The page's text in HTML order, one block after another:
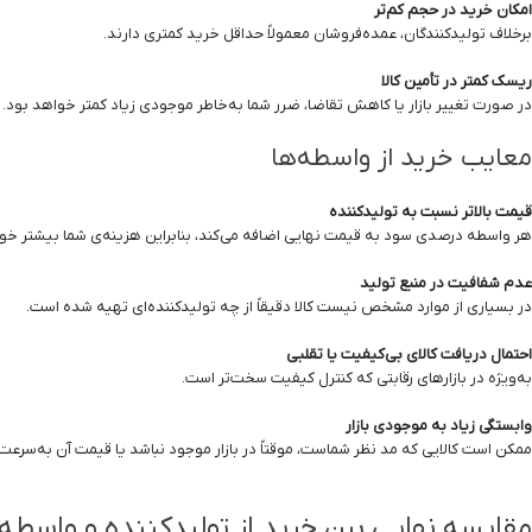
امکان خرید در حجم کم‌تر
برخلاف تولیدکنندگان، عمده‌فروشان معمولاً حداقل خرید کمتری دارند.
ریسک کمتر در تأمین کالا
در صورت تغییر بازار یا کاهش تقاضا، ضرر شما به‌خاطر موجودی زیاد کمتر خواهد بود.
معایب خرید از واسطه‌ها
قیمت بالاتر نسبت به تولیدکننده
هر واسطه درصدی سود به قیمت نهایی اضافه می‌کند، بنابراین هزینه‌ی شما بیشتر
عدم شفافیت در منبع تولید
در بسیاری از موارد مشخص نیست کالا دقیقاً از چه تولیدکننده‌ای تهیه شده است.
احتمال دریافت کالای بی‌کیفیت یا تقلبی
به‌ویژه در بازارهای رقابتی که کنترل کیفیت سخت‌تر است.
وابستگی زیاد به موجودی بازار
ممکن است کالایی که مد نظر شماست، موقتاً در بازار موجود نباشد یا قیمت آن به‌سرعت